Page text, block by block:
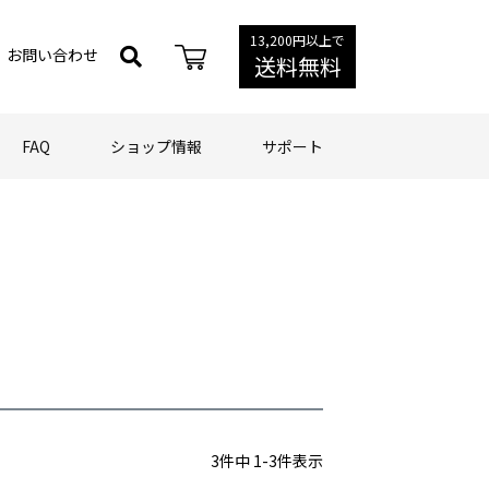
お問い合わせ
13,200円以上で
送料無料
FAQ ショップ情報 サポート
3件中 1-3件表示